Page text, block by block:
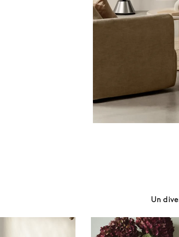
Un